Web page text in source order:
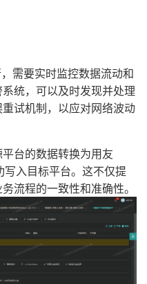
需要实时监控数据流动和
统，可以及时发现并处理
试机制，以应对网络波动
台的数据转换为用友
入目标平台。这不仅提
流程的一致性和准确性。